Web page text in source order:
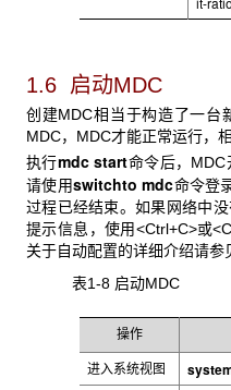
1.6 启动MDC
创建MDC相当于构造了一台
MDC，MDC才能正常运行，
执行mdc start命令后，MDC
请使用switchto mdc命令登
过程已经结束。如果网络中
提示信息，使用<Ctrl+C>或
关于自动配置的详细介绍请参
表1-8 启动MDC
操作
进入系统视图